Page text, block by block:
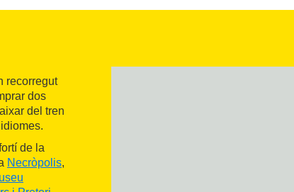
recorregut
dos
del tren
de la
Necròpolis,